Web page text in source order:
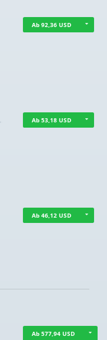
Ab 92,36 USD
Ab 53,18 USD
Ab 46,12 USD
Ab 577,94 USD